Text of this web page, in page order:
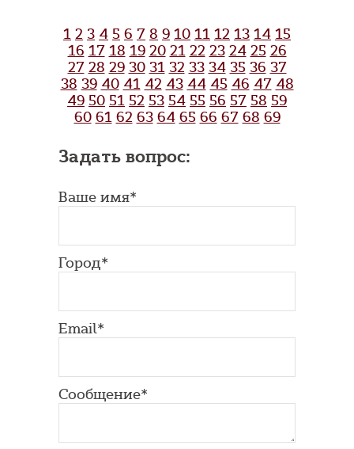
1 2 3 4 5 6 7 8 9 10 11 12 13 14 15
16 17 18 19 20 21 22 23 24 25 26
27 28 29 30 31 32 33 34 35 36 37
38 39 40 41 42 43 44 45 46 47 48
49 50 51 52 53 54 55 56 57 58 59
60 61 62 63 64 65 66 67 68 69
Задать вопрос:
Ваше имя*
Город*
Email*
Сообщение*